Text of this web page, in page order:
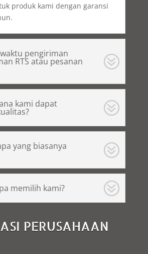
produk kami dengan garansi
pengiriman
RTS atau pesanan
kami dapat
yang biasanya
memilih kami?
PERUSAHAAN